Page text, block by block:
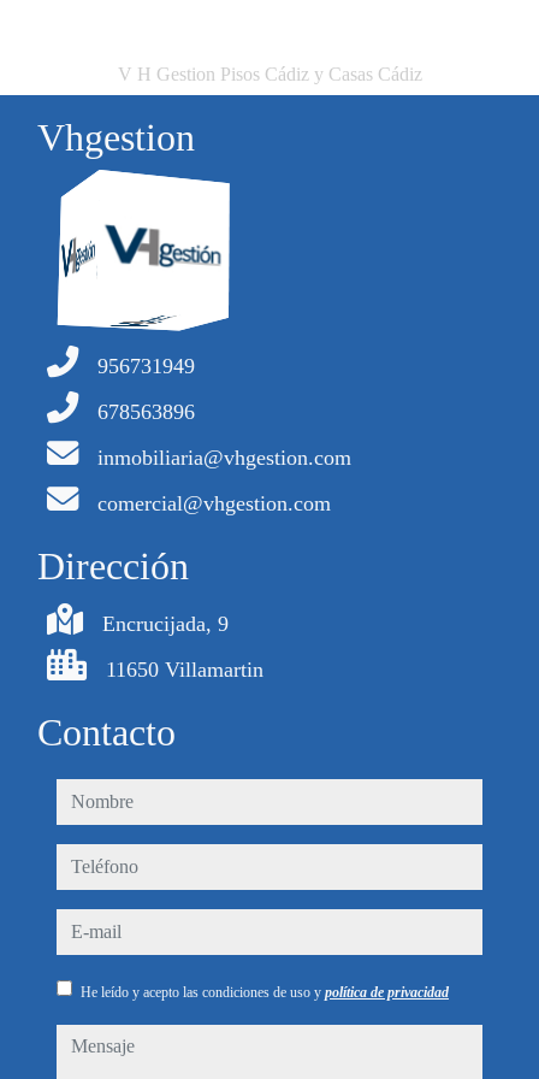
V H Gestion Pisos Cádiz y Casas Cádiz
Vhgestion
956731949
678563896
inmobiliaria@vhgestion.com
comercial@vhgestion.com
Dirección
Encrucijada, 9
11650 Villamartin
Contacto
nombre
teléfono
e-mail
He leído y acepto las condiciones de uso y política de privacidad
mensaje